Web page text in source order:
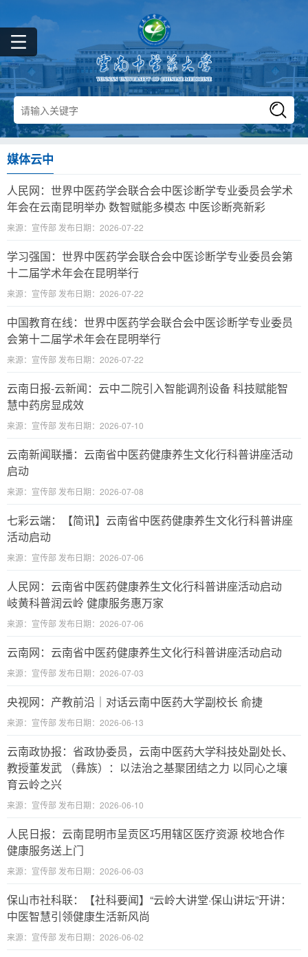
媒体云中
人民网：世界中医药学会联合会中医诊断学专业委员会学术
年会在云南昆明举办 数智赋能多模态 中医诊断亮新彩
来源：宣传部 发布日期：2026-07-22
学习强国：世界中医药学会联合会中医诊断学专业委员会第
十二届学术年会在昆明举行
来源：宣传部 发布日期：2026-07-22
中国教育在线：世界中医药学会联合会中医诊断学专业委员
会第十二届学术年会在昆明举行
来源：宣传部 发布日期：2026-07-22
云南日报-云新闻：云中二院引入智能调剂设备 科技赋能智
慧中药房显成效
来源：宣传部 发布日期：2026-07-10
云南新闻联播：云南省中医药健康养生文化行科普讲座活动
启动
来源：宣传部 发布日期：2026-07-08
七彩云端：【简讯】云南省中医药健康养生文化行科普讲座
活动启动
来源：宣传部 发布日期：2026-07-06
人民网：云南省中医药健康养生文化行科普讲座活动启动
岐黄科普润云岭 健康服务惠万家
来源：宣传部 发布日期：2026-07-06
云南网：云南省中医药健康养生文化行科普讲座活动启动
来源：宣传部 发布日期：2026-07-03
央视网：产教前沿｜对话云南中医药大学副校长 俞捷
来源：宣传部 发布日期：2026-06-13
云南政协报：省政协委员，云南中医药大学科技处副处长、
教授董发武 （彝族）：以法治之基聚团结之力 以同心之壤
育云岭之兴
来源：宣传部 发布日期：2026-06-10
人民日报：云南昆明市呈贡区巧用辖区医疗资源 校地合作
健康服务送上门
来源：宣传部 发布日期：2026-06-03
保山市社科联：【社科要闻】“云岭大讲堂·保山讲坛”开讲：
中医智慧引领健康生活新风尚
来源：宣传部 发布日期：2026-06-02